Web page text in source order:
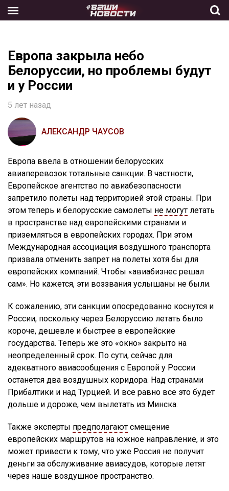
the
Европа закрыла небо
Белоруссии, но проблемы будут
и у России
5 лет назад
АЛЕКСАНДР ЧАУСОВ
Европа ввела в отношении белорусских
авиаперевозок тотальные санкции. В частности,
Европейское агентство по авиабезопасности
запретило полеты над территорией этой страны. При
этом теперь и белорусские самолеты не могут летать
в пространстве над европейскими странами и
приземляться в европейских городах. При этом
Международная ассоциация воздушного транспорта
призвала отменить запрет на полеты хотя бы для
европейских компаний. Чтобы «авиабизнес решал
сам». Но кажется, эти воззвания услышаны не были.
К сожалению, эти санкции опосредованно коснутся и
России, поскольку через Белоруссию летать было
короче, дешевле и быстрее в европейские
государства. Теперь же это «окно» закрыто на
неопределенный срок. По сути, сейчас для
адекватного авиасообщения с Европой у России
останется два воздушных коридора. Над странами
Прибалтики и над Турцией. И все равно все это будет
дольше и дороже, чем вылетать из Минска.
Также эксперты предполагают смещение
европейских маршрутов на южное направление, и это
может привести к тому, что уже Россия не получит
деньги за обслуживание авиасудов, которые летят
через наше воздушное пространство.